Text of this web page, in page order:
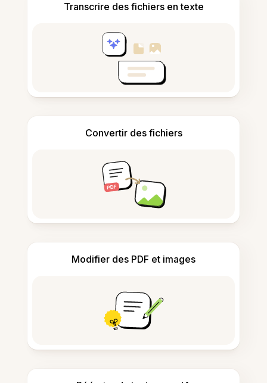
Transcrire des fichiers en texte
Convertir des fichiers
Modifier des PDF et images